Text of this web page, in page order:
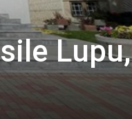
Lupu,